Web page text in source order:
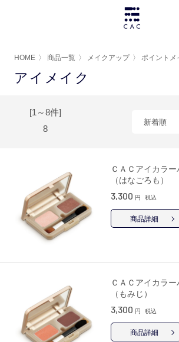
HOME 〉 商品一覧 〉 メイクアップ 〉 ポイントメ
アイメイク
[1～8件]
8
新着順
ＣＡＣアイカラ
（はなごろも）
3,300 円 税込
商品詳細
ＣＡＣアイカラ
（もみじ）
3,300 円 税込
商品詳細